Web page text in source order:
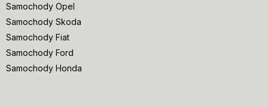
Samochody Opel
Samochody Skoda
Samochody Fiat
Samochody Ford
Samochody Honda